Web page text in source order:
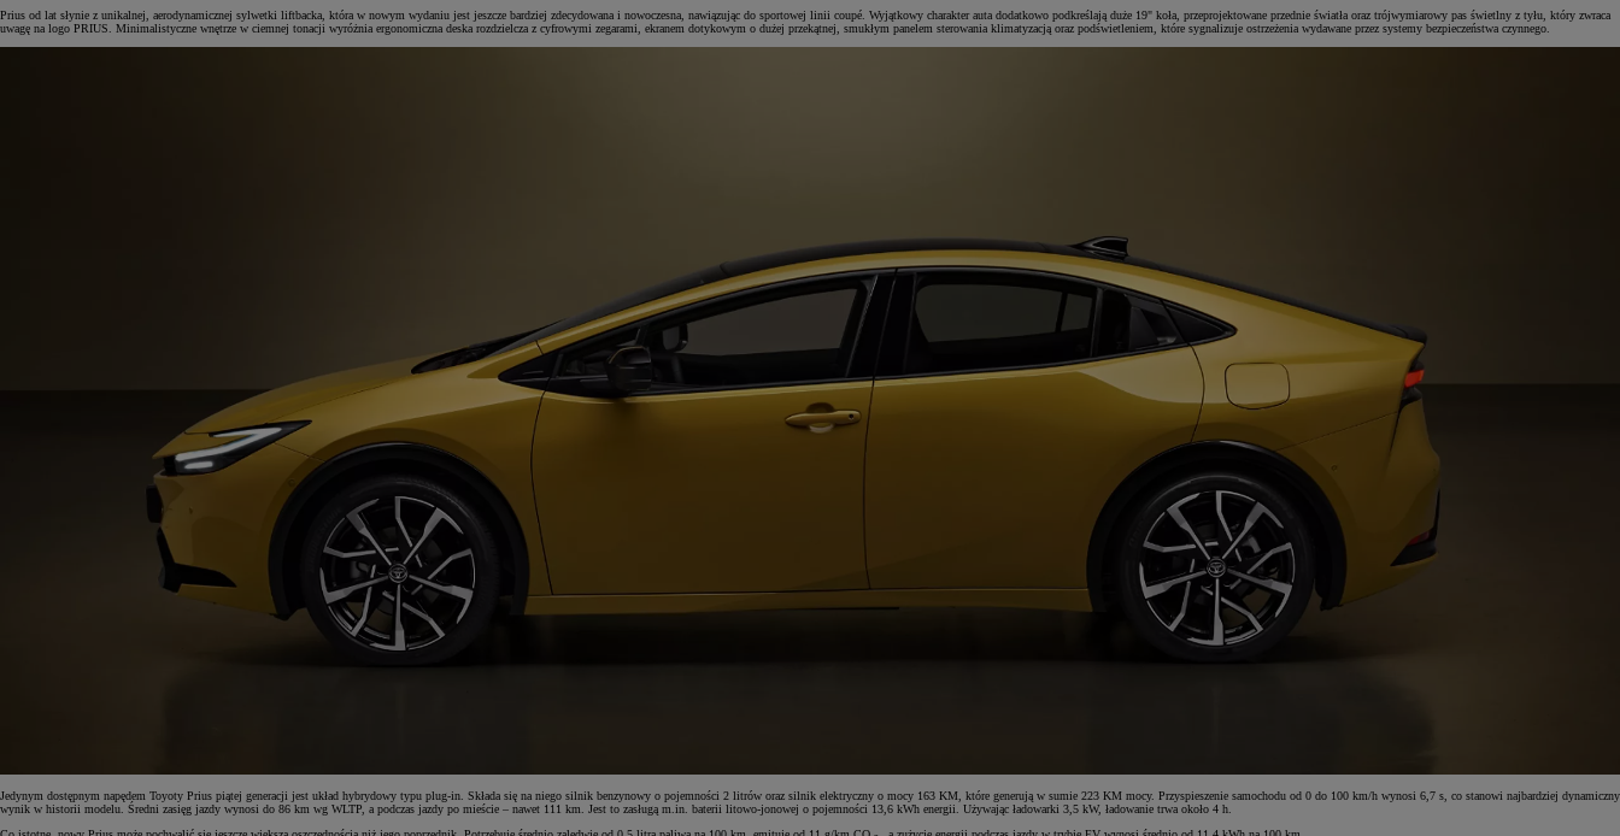
Prius od lat słynie z unikalnej, aerodynamicznej sylwetki liftbacka, która w nowym wydaniu jest jeszcze bardziej zdecydowana i nowoczesna, nawiązując do sportowej linii coupé. Wyjątkowy charakter auta dodatkowo podkreślają duże 19" koła, przeprojektowane przednie światła oraz trójwymiarowy pas świetlny z tyłu, który zwraca
uwagę na logo PRIUS. Minimalistyczne wnętrze w ciemnej tonacji wyróżnia ergonomiczna deska rozdzielcza z cyfrowymi zegarami, ekranem dotykowym o dużej przekątnej, smukłym panelem sterowania klimatyzacją oraz podświetleniem, które sygnalizuje ostrzeżenia wydawane przez systemy bezpieczeństwa czynnego.
Jedynym dostępnym napędem Toyoty Prius piątej generacji jest układ hybrydowy typu plug-in. Składa się na niego silnik benzynowy o pojemności 2 litrów oraz silnik elektryczny o mocy 163 KM, które generują w sumie 223 KM mocy. Przyspieszenie samochodu od 0 do 100 km/h wynosi 6,7 s, co stanowi najbardziej dynamiczny
wynik w historii modelu. Średni zasięg jazdy wynosi do 86 km wg WLTP, a podczas jazdy po mieście – nawet 111 km. Jest to zasługą m.in. baterii litowo-jonowej o pojemności 13,6 kWh energii. Używając ładowarki 3,5 kW, ładowanie trwa około 4 h.